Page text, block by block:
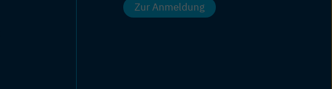
Zur Anmeldung